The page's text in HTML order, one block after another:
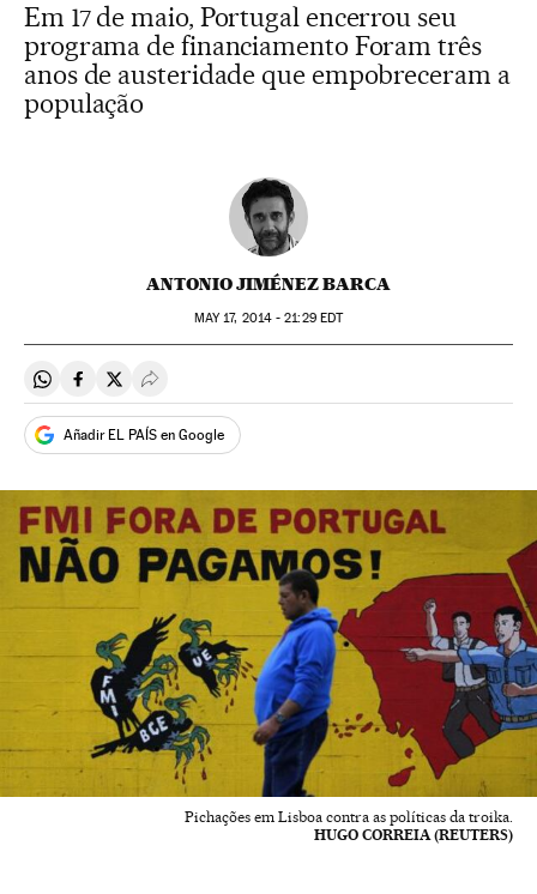
Em 17 de maio, Portugal encerrou seu
programa de financiamento Foram três
anos de austeridade que empobreceram a
população
ANTONIO JIMÉNEZ BARCA
MAY17, 2014 - 21:29EDT
Compartir en Whatsapp
Compartir en Facebook
Compartir en Twitter
Desplegar Redes Sociales
Añadir EL PAÍS en Google
Pichações em Lisboa contra as políticas da troika.
HUGO CORREIA (REUTERS)